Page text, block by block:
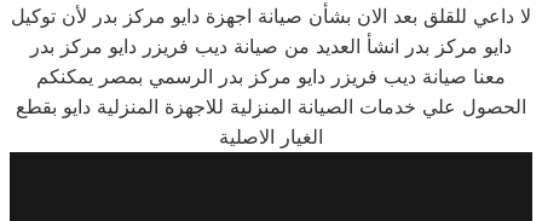
لا داعي للقلق بعد الان بشأن صيانة اجهزة دايو مركز بدر لأن توكيل
دايو مركز بدر انشأ العديد من صيانة ديب فريزر دايو مركز بدر
معنا صيانة ديب فريزر دايو مركز بدر الرسمي بمصر يمكنكم
الحصول علي خدمات الصيانة المنزلية للاجهزة المنزلية دايو بقطع
الغيار الاصلية